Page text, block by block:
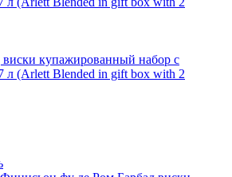
виски купажированный набор с
л (Arlett Blended in gift box with 2